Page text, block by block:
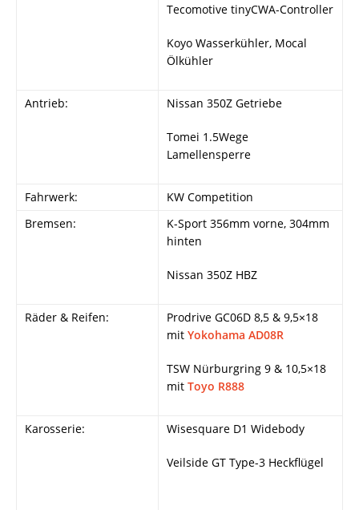
Tecomotive tinyCWA-Controller
Koyo Wasserkühler, Mocal
Ölkühler
Antrieb: Nissan 350Z Getriebe
Tomei 1.5Wege
Lamellensperre
Fahrwerk:
KW Competition
Bremsen:
K-Sport 356mm vorne, 304mm
hinten
Nissan 350Z HBZ
Räder & Reifen:
Prodrive GC06D 8,5 & 9,5×18
mit Yokohama AD08R
TSW Nürburgring 9 & 10,5×18
mit Toyo R888
Karosserie: Wisesquare D1 Widebody
Veilside GT Type-3 Heckflügel